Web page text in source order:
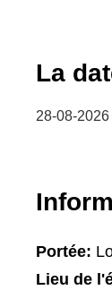
La
28-08-2026
Portée:
Lieu de